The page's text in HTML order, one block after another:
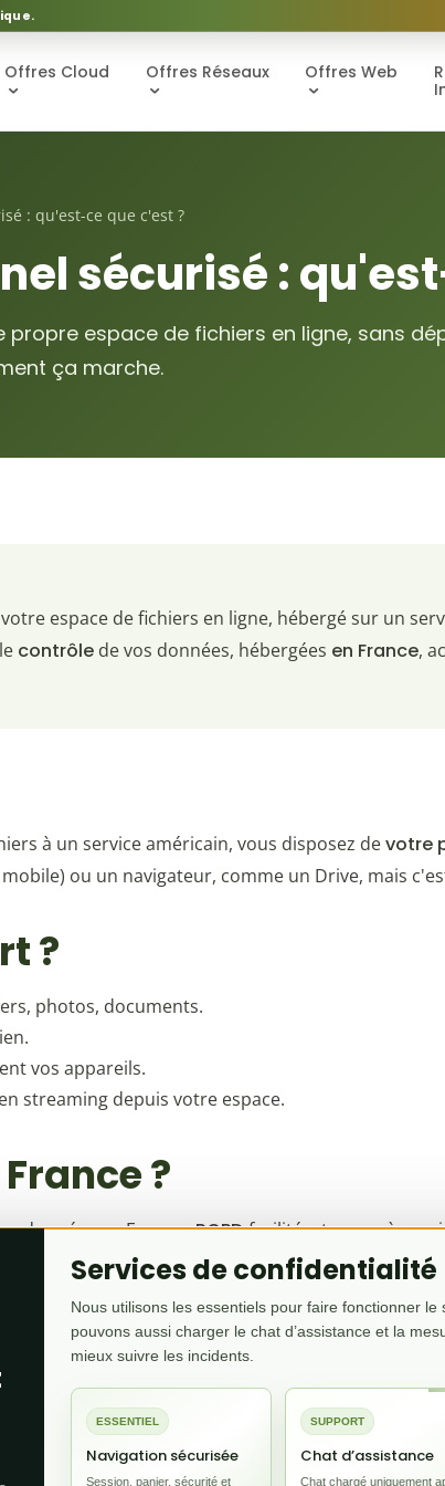
Offres Cloud Offres Réseaux Offres Web
: qu'est-ce que c'est ?
sécurisé :
propre espace de fichiers en ligne, sans
ça marche.
espace de fichiers en ligne, hébergé sur un
contrôle de vos données, hébergées en France,
à un service américain, vous disposez devotre
ou un navigateur, comme un Drive, mais
?
photos, documents.
vos appareils.
streaming depuis votre espace.
?
= données en Europe,RGPDfacilité, et un accès
de vos fichiers avec un cloud personnel
Voir le stockage cloud Demander conseil sur
Services de confidentialité
Nous utilisons les essentiels pour faire fonctionner le
pouvons aussi charger le chat d’assistance et la
mieux suivre les incidents.
ESSENTIEL
Navigation sécurisée
Session, panier, sécurité et
SUPPORT
Chat d’assistance
Chat chargé uniquement